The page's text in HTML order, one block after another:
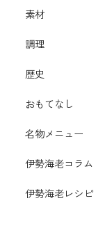
素材
調理
歴史
おもてなし
名物メニュー
伊勢海老コラム
伊勢海老レシピ